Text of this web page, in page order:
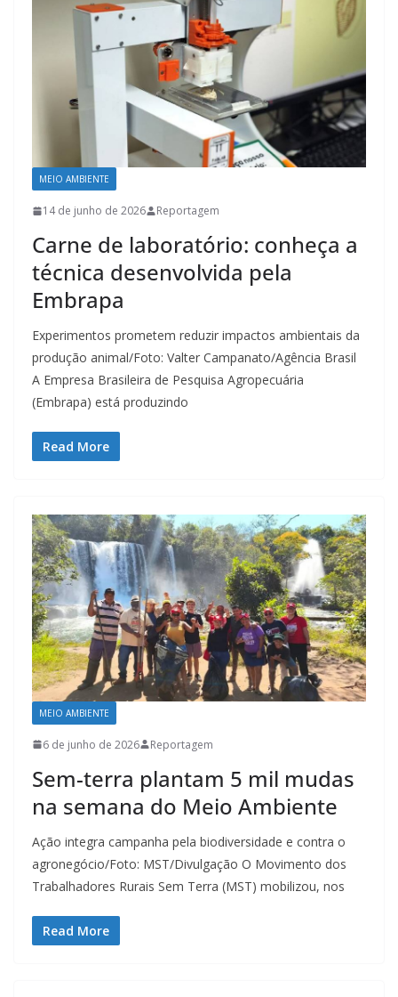
MEIO AMBIENTE
14 de junho de 2026 Reportagem
Carne de laboratório: conheça a
técnica desenvolvida pela
Embrapa
Experimentos prometem reduzir impactos ambientais da
produção animal/Foto: Valter Campanato/Agência Brasil
A Empresa Brasileira de Pesquisa Agropecuária
(Embrapa) está produzindo
Read More
MEIO AMBIENTE
6 de junho de 2026 Reportagem
Sem-terra plantam 5 mil mudas
na semana do Meio Ambiente
Ação integra campanha pela biodiversidade e contra o
agronegócio/Foto: MST/Divulgação O Movimento dos
Trabalhadores Rurais Sem Terra (MST) mobilizou, nos
Read More